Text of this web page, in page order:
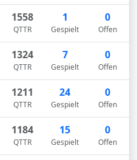
1558
QTTR
1
Gespielt
0
Offen
1324
QTTR
7
Gespielt
0
Offen
1211
QTTR
24
Gespielt
0
Offen
1184
QTTR
15
Gespielt
0
Offen